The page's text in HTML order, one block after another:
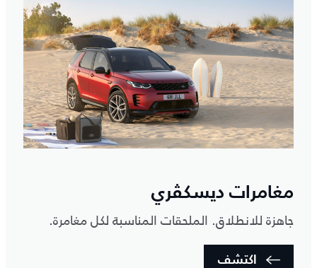
مغامرات ديسكڤري
جاهزة للانطلاق. الملحقات المناسبة لكل مغامرة.
اكتشف